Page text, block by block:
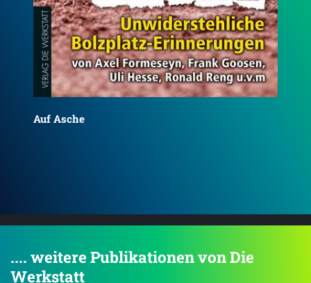
Bayern-Album
.... weitere Publikationen von Die
Werkstatt